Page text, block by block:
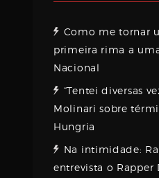
Como me tornar
primeira rima a
Nacional
“Tentei diversas
Molinari sobre
Hungria
Na intimidade:
entrevista o Rapper